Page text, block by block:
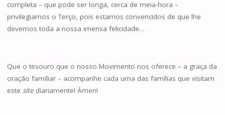
completa – que pode ser longa, cerca de meia-hora –
privilegiamos o Terço, pois estamos convencidos de que lhe
devemos toda a nossa imensa felicidade…
Que o tesouro que o nosso Movimento nos oferece – a graça da
oração familiar – acompanhe cada uma das famílias que visitam
este sitediariamente! Ámen!